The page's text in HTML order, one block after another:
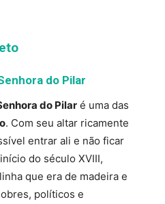
do Pilar
do Pilar é uma das
. Com seu altar ricamente
entrar ali e não ficar
do século XVIII,
que era de madeira e
políticos e